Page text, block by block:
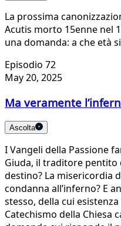
La prossima
Acutis morto 15enne nel
una domanda: a che età
Episodio 72
May 20, 2025
Ma veramente
Ascolta
I Vangeli della Passione
Giuda, il traditore pentito
destino? La misericordia
condanna all’inferno? E
stesso, della cui
Catechismo della Chiesa